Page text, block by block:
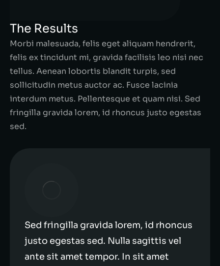
The Results
Morbi malesuada, felis eget aliquam hendrerit,
felis ex tincidunt mi, gravida facilisis leo nisi nec
tellus. Aenean lobortis blandit turpis, sed
sollicitudin metus auctor ac. Fusce lacinia
interdum metus. Pellentesque et quam nisi. Sed
fringilla gravida lorem, id rhoncus justo egestas
sed.
Sed fringilla gravida lorem, id rhoncus
justo egestas sed. Nulla sagittis vel
ante sit amet tempor. In sit amet